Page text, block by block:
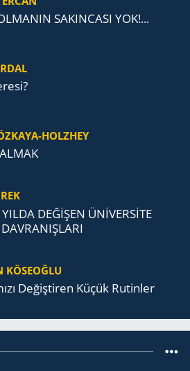
SAKINCASI YOK!...
HOLZHEY
DEĞİŞEN ÜNİVERSİTE
KÖSEOĞLU
De­ğiş­ti­ren Küçük Ru­tin­ler